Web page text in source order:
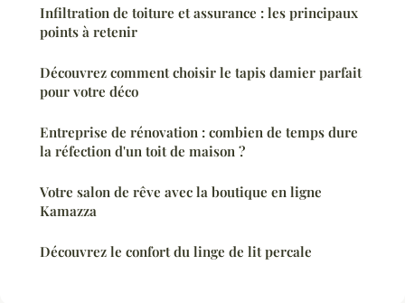
Infiltration de toiture et assurance : les principaux
points à retenir
Découvrez comment choisir le tapis damier parfait
pour votre déco
Entreprise de rénovation : combien de temps dure
la réfection d'un toit de maison ?
Votre salon de rêve avec la boutique en ligne
Kamazza
Découvrez le confort du linge de lit percale